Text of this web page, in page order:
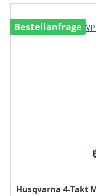
Bestellanfrage
Husqvarna 4-Takt